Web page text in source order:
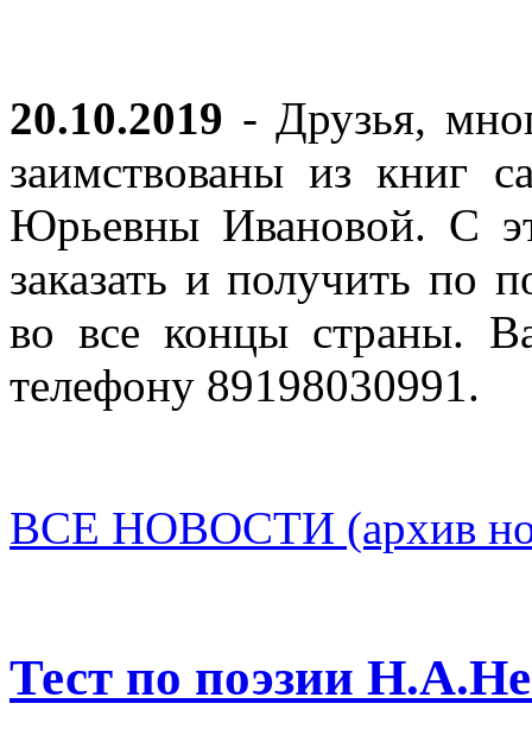
20.10.2019 - Друзья,
заимствованы из книг
Юрьевны Ивановой. С
заказать и получить по
во все концы страны.
телефону 89198030991.
ВСЕ НОВОСТИ (архив
Тест по поэзии